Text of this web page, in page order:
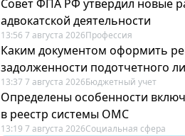
Совет ФПА РФ утвердил новые
адвокатской деятельности
13:56 7 августа 2026Профессия
Каким документом оформить
задолженности подотчетного
13:37 7 августа 2026Бюджетный учет
Определены особенности
в реестр системы ОМС
13:19 7 августа 2026Социальная сфера